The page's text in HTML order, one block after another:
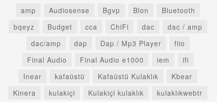
amp Audiosense Bgvp Blon
Bluetooth
bqeyz
Budget cca ChiFi dac
dac / amp
dac/amp
dap Dap / Mp3 Player
fiio
Final Audio
Final Audio e1000 iem
ifi
Inear
kafaüstü Kafaüstü Kulaklık
Kbear
Kinera
kulakiçi Kulakiçi kulaklık
kulaklıkwebtr